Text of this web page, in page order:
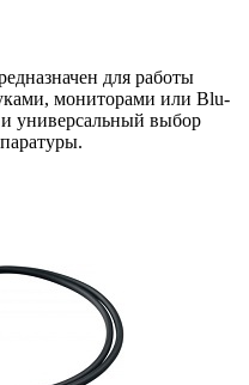
для работы
мониторами или Blu-
универсальный выбор